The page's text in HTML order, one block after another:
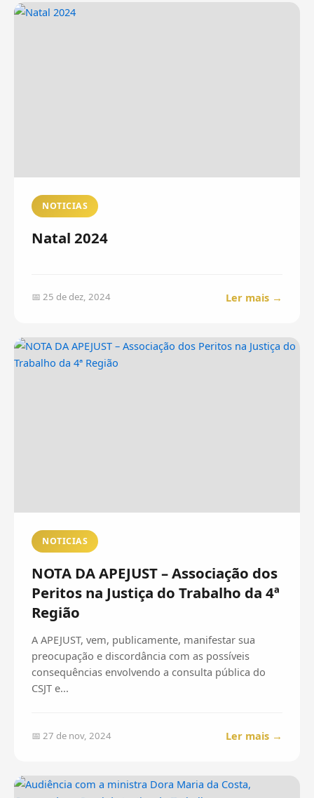
NOTICIAS
Natal 2024
📅 25 de dez, 2024 Ler mais →
NOTICIAS
NOTA DA APEJUST – Associação dos
Peritos na Justiça do Trabalho da 4ª
Região
A APEJUST, vem, publicamente, manifestar sua
preocupação e discordância com as possíveis
consequências envolvendo a consulta pública do
CSJT e...
📅 27 de nov, 2024 Ler mais →